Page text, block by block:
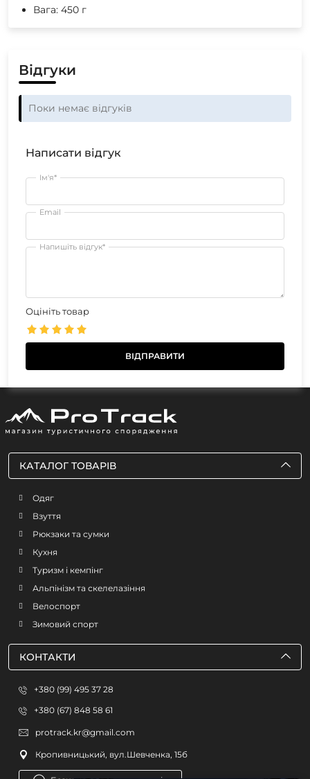
Вага: 450 г
Відгуки
Поки немає відгуків
Написати відгук
Ім'я*
Email
Напишіть відгук*
Оцініть товар
КАТАЛОГ ТОВАРІВ
Одяг
Взуття
Рюкзаки та сумки
Кухня
Туризм і кемпінг
Альпінізм та скелелазіння
Велоспорт
Зимовий спорт
КОНТАКТИ
+380 (99) 495 37 28
+380 (67) 848 58 61
protrack.kr@gmail.com
Кропивницький, вул.Шевченка, 15б